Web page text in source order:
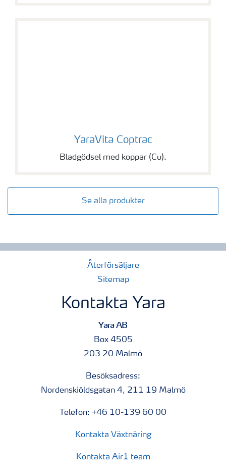
YaraVita Coptrac
Bladgödsel med koppar (Cu).
Se alla produkter
Återförsäljare
Sitemap
Kontakta Yara
Yara AB
Box 4505
203 20 Malmö
Besöksadress:
Nordenskiöldsgatan 4, 211 19 Malmö
Telefon: +46 10-139 60 00
Kontakta Växtnäring
Kontakta Air1 team